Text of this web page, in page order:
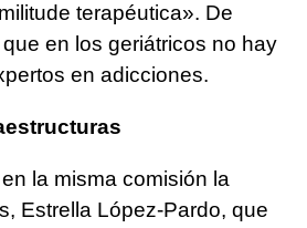
terapéutica». De
en los geriátricos no hay
en adicciones.
la misma comisión la
Estrella López-Pardo, que